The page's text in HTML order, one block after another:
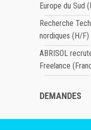
Europe du Sud
Recherche
nordiques (H/F)
ABRISOL
Freelance
DEMANDES